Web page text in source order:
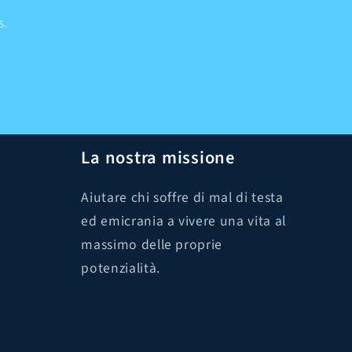
La nostra missione
Aiutare chi soffre di mal di testa
ed emicrania a vivere una vita al
massimo delle proprie
potenzialità.